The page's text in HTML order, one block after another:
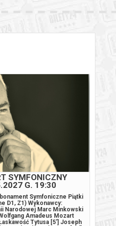
BILETY
BILETY
BILETY
BILETY
SYMFONICZNY
G. 19:30
Symfoniczne Piątki
D1, Z1) Wykonawcy:
Narodowej Marc Minkowski
Amadeus Mozart
Tytusa [5'] Joseph